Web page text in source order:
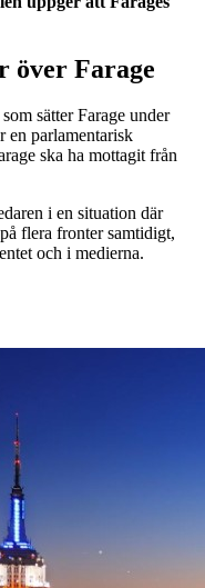
över Farage
sätter Farage under
en parlamentarisk
ska ha mottagit från
i en situation där
flera fronter samtidigt,
och i medierna.